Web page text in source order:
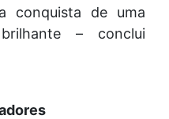
conquista de uma
– conclui